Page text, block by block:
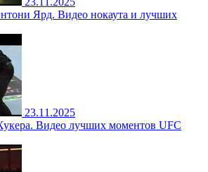
Ярд. Видео нокаута и лучших
23.11.2025
Видео лучших моментов UFC